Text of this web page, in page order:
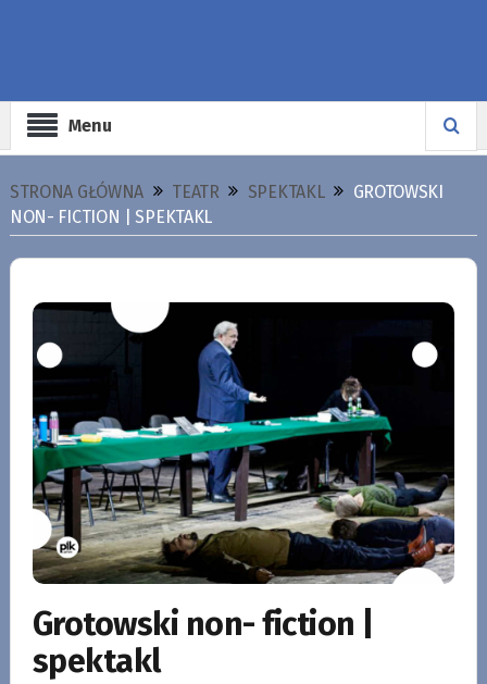
Menu
STRONA GŁÓWNA TEATR SPEKTAKL
GROTOWSKI
NON- FICTION | SPEKTAKL
Grotowski non- fiction |
spektakl